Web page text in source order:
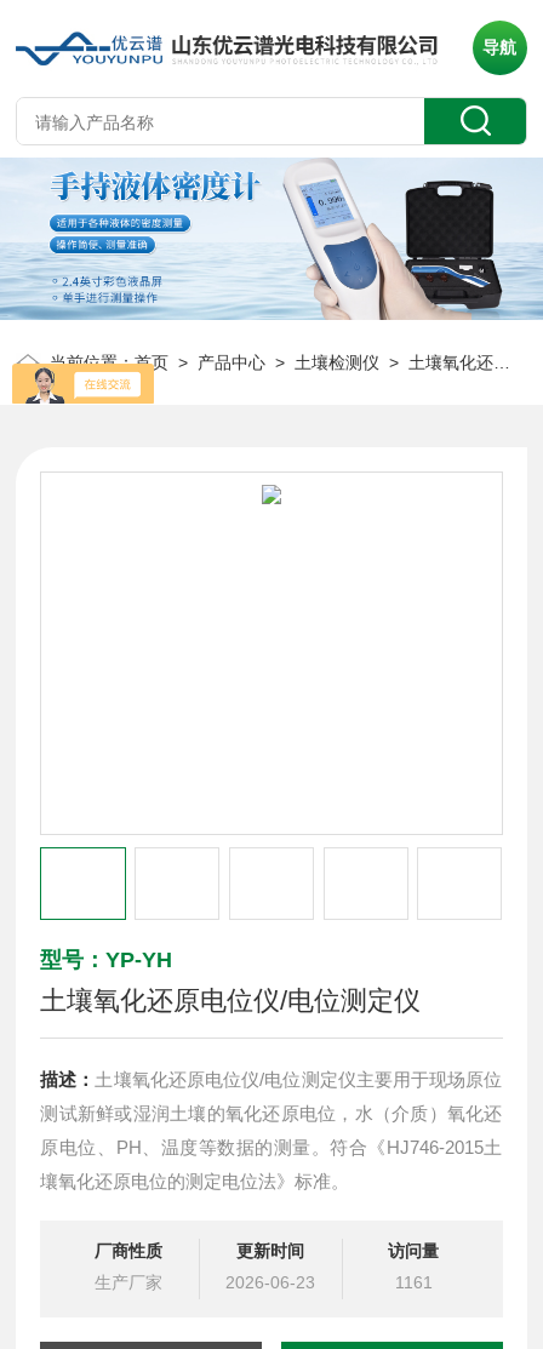
导航
当前位置：首页 > 产品中心 >土壤检测仪 >土壤氧化还原电位仪
型号：YP-YH
土壤氧化还原电位仪/电位测定仪
描述： 土壤氧化还原电位仪/电位测定仪主要用于现场原位
测试新鲜或湿润土壤的氧化还原电位，水（介质）氧化还
原电位、PH、温度等数据的测量。符合《HJ746-2015土
壤氧化还原电位的测定电位法》标准。
厂商性质
生产厂家
更新时间
2026-06-23
访问量
1161